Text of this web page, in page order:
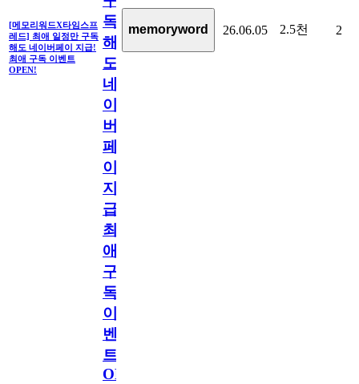
[메모리워드X타임스프
레드] 최애 일정만 구독
해도 네이버페이 지급!
최애 구독 이벤트
OPEN!
독
해
도
네
이
버
페
이
지
급!
최
애
구
독
이
벤
트
OPEN!
memoryword 26.06.05 2.5천 2